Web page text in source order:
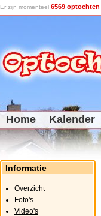
Er zijn momenteel 6569 optochten
Home Kalender
Informatie
Overzicht
Foto's
Video's